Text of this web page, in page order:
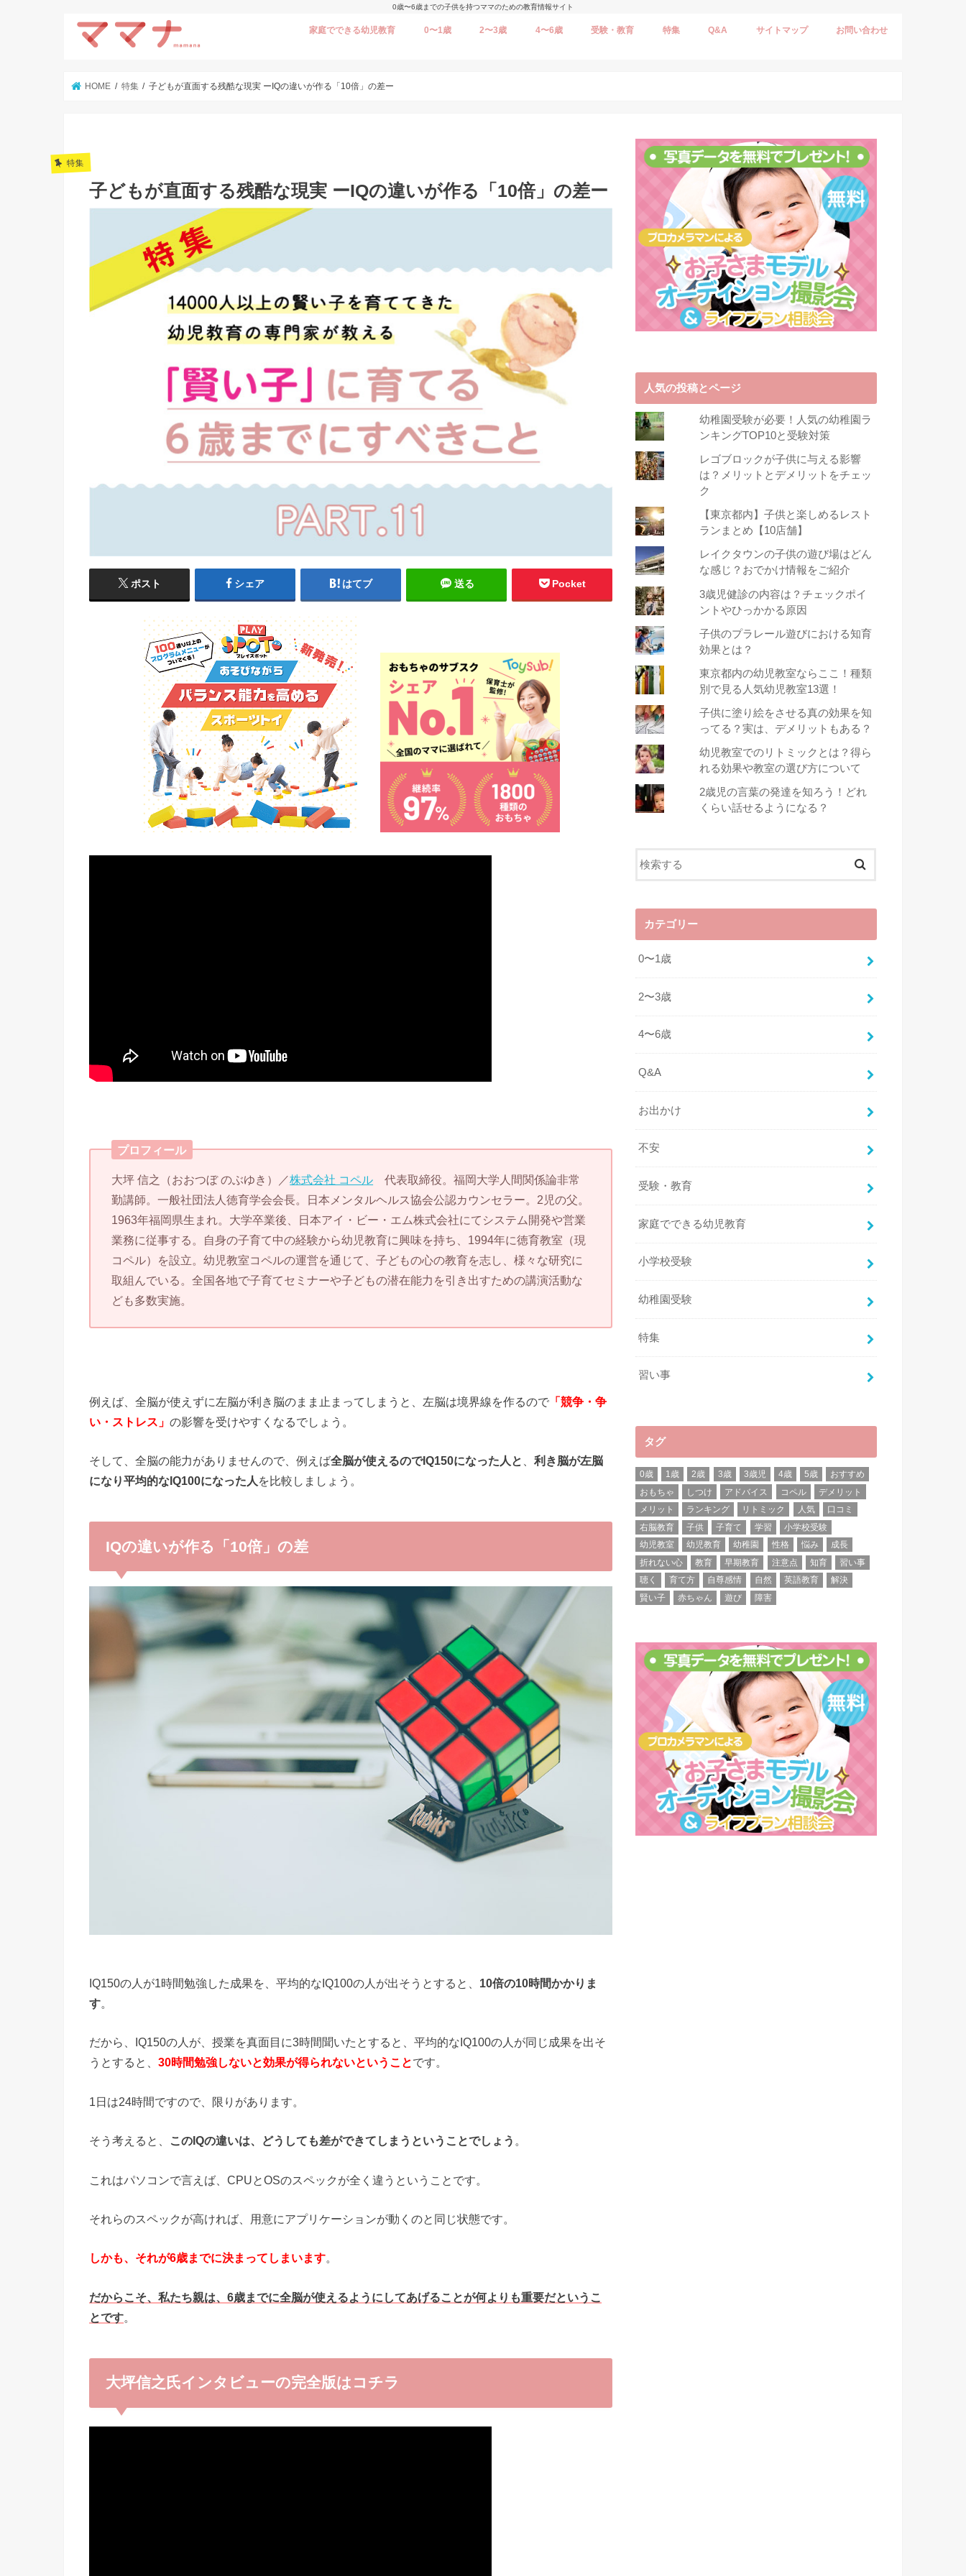
0歳〜6歳までの子供を持つママのための教育情報サイト
家庭でできる幼児教育 0〜1歳 2〜3歳 4〜6歳 受験・教育 特集 Q&A サイトマップ お問い合わせ
HOME 特集 子どもが直面する残酷な現実 ーIQの違いが作る「10倍」の差ー
特集
子どもが直面する残酷な現実 ーIQの違いが作る「10倍」の差ー
ポスト シェア はてブ 送る Pocket
プロフィール
大坪 信之（おおつぼ のぶゆき）／株式会社 コペル 代表取締役。福岡大学人間関係論非常
勤講師。一般社団法人徳育学会会長。日本メンタルヘルス協会公認カウンセラー。2児の父。
1963年福岡県生まれ。大学卒業後、日本アイ・ビー・エム株式会社にてシステム開発や営業
業務に従事する。自身の子育て中の経験から幼児教育に興味を持ち、1994年に徳育教室（現
コペル）を設立。幼児教室コペルの運営を通じて、子どもの心の教育を志し、様々な研究に
取組んでいる。全国各地で子育てセミナーや子どもの潜在能力を引き出すための講演活動な
ども多数実施。
例えば、全脳が使えずに左脳が利き脳のまま止まってしまうと、左脳は境界線を作るので 「競争・争
い・ストレス」 の影響を受けやすくなるでしょう。
そして、全脳の能力がありませんので、例えば全脳が使えるのでIQ150になった人と
利き脳が左脳
になり平均的なIQ100になった人 を比較しましょう。
IQの違いが作る「10倍」の差
IQ150の人が1時間勉強した成果を、平均的なIQ100の人が出そうとすると、 10倍の10時間かかりま
す。
だから、IQ150の人が、授業を真面目に3時間聞いたとすると、平均的なIQ100の人が同じ成果を出そ
うとすると、 30時間勉強しないと効果が得られないということです。
1日は24時間ですので、限りがあります。
そう考えると、 このIQの違いは、どうしても差ができてしまうということでしょう 。
これはパソコンで言えば、CPUとOSのスペックが全く違うということです。
それらのスペックが高ければ、用意にアプリケーションが動くのと同じ状態です。
しかも、それが6歳までに決まってしまいます。
だからこそ、私たち親は、6歳までに全脳が使えるようにしてあげることが何よりも重要だというこ
とです。
大坪信之氏インタビューの完全版はコチラ
人気の投稿とページ
幼稚園受験が必要！人気の幼稚園ラ
ンキングTOP10と受験対策
レゴブロックが子供に与える影響
は？メリットとデメリットをチェッ
ク
【東京都内】子供と楽しめるレスト
ランまとめ【10店舗】
レイクタウンの子供の遊び場はどん
な感じ？おでかけ情報をご紹介
3歳児健診の内容は？チェックポイ
ントやひっかかる原因
子供のプラレール遊びにおける知育
効果とは？
東京都内の幼児教室ならここ！種類
別で見る人気幼児教室13選！
子供に塗り絵をさせる真の効果を知
ってる？実は、デメリットもある？
幼児教室でのリトミックとは？得ら
れる効果や教室の選び方について
2歳児の言葉の発達を知ろう！どれ
くらい話せるようになる？
カテゴリー
0〜1歳
2〜3歳
4〜6歳
Q&A
お出かけ
不安
受験・教育
家庭でできる幼児教育
小学校受験
幼稚園受験
特集
習い事
タグ
0歳 1歳 2歳 3歳 3歳児 4歳 5歳
おすすめ
おもちゃ
しつけ アドバイス コペル
デメリット
メリット
ランキング リトミック 人気
口コミ
右脳教育
子供 子育て 学習
小学校受験
幼児教室
幼児教育 幼稚園 性格 悩み
成長
折れない心
教育 早期教育 注意点 知育
習い事
聴く
育て方 自尊感情 自然 英語教育
解決
賢い子
赤ちゃん 遊び 障害